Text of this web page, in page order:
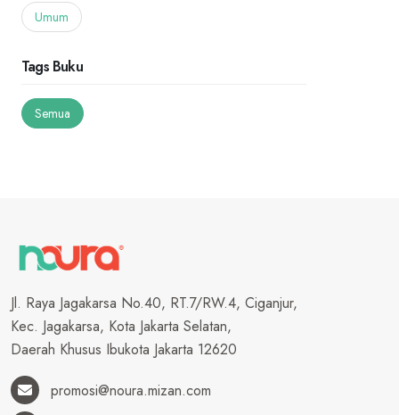
Umum
Tags Buku
Semua
Jl. Raya Jagakarsa No.40, RT.7/RW.4, Ciganjur,
Kec. Jagakarsa, Kota Jakarta Selatan,
Daerah Khusus Ibukota Jakarta 12620
promosi@noura.mizan.com